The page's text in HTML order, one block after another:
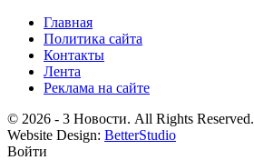
Главная
Политика сайта
Контакты
Лента
Реклама на сайте
© 2026 - 3 Новости. All Rights Reserved.
Website Design: BetterStudio
Войти